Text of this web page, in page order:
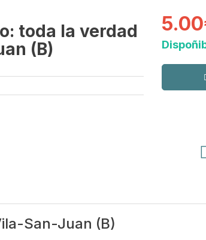
toda la verdad
(B)
San-Juan (B)